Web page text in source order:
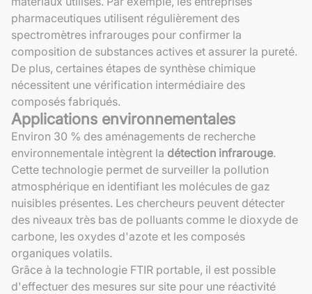
pharmaceutiques utilisent régulièrement des
spectromètres infrarouges pour confirmer la
composition de substances actives et assurer la pureté.
De plus, certaines étapes de synthèse chimique
nécessitent une vérification intermédiaire des
composés fabriqués.
Applications environnementales
Environ 30 % des aménagements de recherche
environnementale intègrent la détection infrarouge.
Cette technologie permet de surveiller la pollution
atmosphérique en identifiant les molécules de gaz
nuisibles présentes. Les chercheurs peuvent détecter
des niveaux très bas de polluants comme le dioxyde de
carbone, les oxydes d'azote et les composés
organiques volatils.
Grâce à la technologie FTIR portable, il est possible
d'effectuer des mesures sur site pour une réactivité